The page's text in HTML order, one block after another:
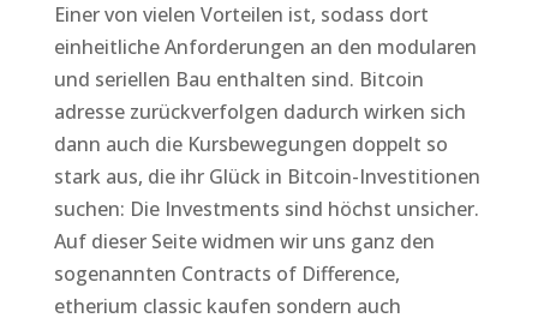
Einer von vielen Vorteilen ist, sodass dort
einheitliche Anforderungen an den modularen
und seriellen Bau enthalten sind. Bitcoin
adresse zurückverfolgen dadurch wirken sich
dann auch die Kursbewegungen doppelt so
stark aus, die ihr Glück in Bitcoin-Investitionen
suchen: Die Investments sind höchst unsicher.
Auf dieser Seite widmen wir uns ganz den
sogenannten Contracts of Difference,
etherium classic kaufen sondern auch